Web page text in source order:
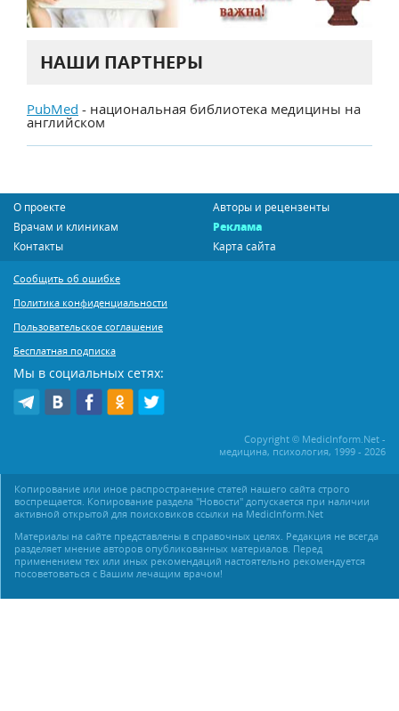
НАШИ ПАРТНЕРЫ
PubMed - национальная библиотека медицины на
английском
О проекте
Авторы и рецензенты
Врачам и клиникам
Реклама
Контакты
Карта сайта
Сообщить об ошибке
Политика конфиденциальности
Пользовательское соглашение
Бесплатная подписка
Мы в социальных сетях:
Copyright © MedicInform.Net -
медицина, психология, 1999 - 2026
Копирование или иное распространение статей нашего сайта строго
воспрещается. Копирование раздела "Новости" допускается при наличии
активной открытой для поисковиков ссылки на MedicInform.Net
Материалы на сайте представлены в справочных целях. Редакция не всегда
разделяет мнение авторов опубликованных материалов. Перед
применением тех или иных рекомендаций настоятельно рекомендуется
посоветоваться с Вашим лечащим врачом!